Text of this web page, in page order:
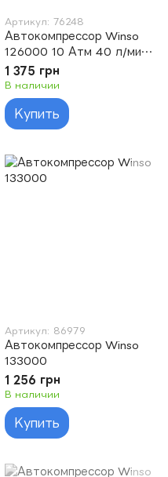
Артикул: 76248
Автокомпрессор Winso
126000 10 Атм 40 л/мин
200 Вт
1 375 грн
В наличии
Купить
Артикул: 86979
Автокомпрессор Winso
133000
1 256 грн
В наличии
Купить